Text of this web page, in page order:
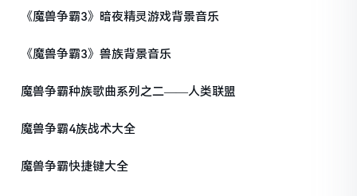
《魔兽争霸3》暗夜精灵游戏背景音乐
《魔兽争霸3》兽族背景音乐
魔兽争霸种族歌曲系列之二——人类联盟
魔兽争霸4族战术大全
魔兽争霸快捷键大全